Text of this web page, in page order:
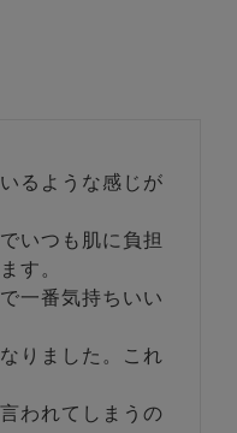
るような感じが
いつも肌に負担
す。
一番気持ちいい
りました。これ
われてしまうの